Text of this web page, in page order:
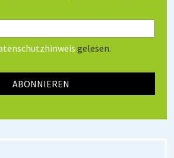
gelesen.